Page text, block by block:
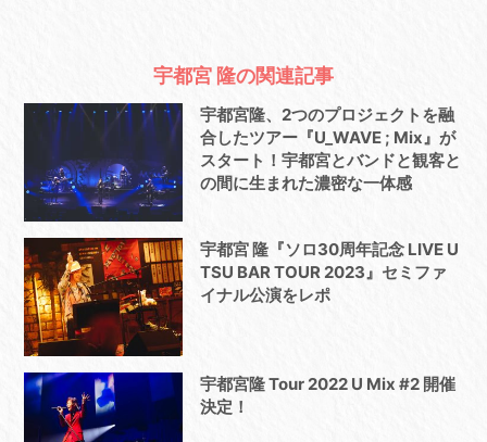
宇都宮 隆の関連記事
宇都宮隆、2つのプロジェクトを融
合したツアー『U_WAVE ; Mix』が
スタート！宇都宮とバンドと観客と
の間に生まれた濃密な一体感
宇都宮 隆『ソロ30周年記念 LIVE U
TSU BAR TOUR 2023』セミファ
イナル公演をレポ
宇都宮隆 Tour 2022 U Mix #2 開催
決定！